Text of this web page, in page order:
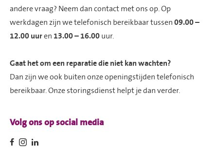
andere vraag? Neem dan contact met ons op. Op
werkdagen zijn we telefonisch bereikbaar tussen 09.00 –
12.00 uuren 13.00 – 16.00 uur.
Gaat het om een reparatie die niet kan wachten?
Dan zijn we ook buiten onze openingstijden telefonisch
bereikbaar. Onze storingsdienst helpt je dan verder.
Volg ons op social media